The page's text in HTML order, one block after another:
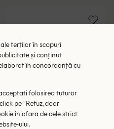
terților în scopuri
și conținut
în concordanță cu
folosirea tuturor
pe "Refuz, doar
in afara de cele strict
ului.